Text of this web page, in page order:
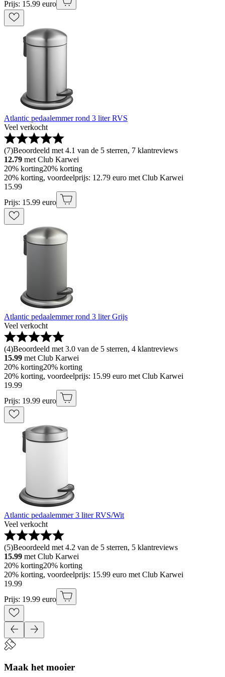
Prijs: 15.99 euro
Atlantic pedaalemmer rond 3 liter RVS
Veel verkocht
(7)Beoordeeld met 4.1 van de 5 sterren, 7 klantreviews
12.79 met Club Karwei
20% korting20% korting
20% korting, voordeelprijs: 12.79 euro met Club Karwei
15.99
Prijs: 15.99 euro
Atlantic pedaalemmer rond 3 liter Grijs
Veel verkocht
(4)Beoordeeld met 3.0 van de 5 sterren, 4 klantreviews
15.99 met Club Karwei
20% korting20% korting
20% korting, voordeelprijs: 15.99 euro met Club Karwei
19.99
Prijs: 19.99 euro
Atlantic pedaalemmer 3 liter RVS/Wit
Veel verkocht
(5)Beoordeeld met 4.2 van de 5 sterren, 5 klantreviews
15.99 met Club Karwei
20% korting20% korting
20% korting, voordeelprijs: 15.99 euro met Club Karwei
19.99
Prijs: 19.99 euro
Maak het mooier